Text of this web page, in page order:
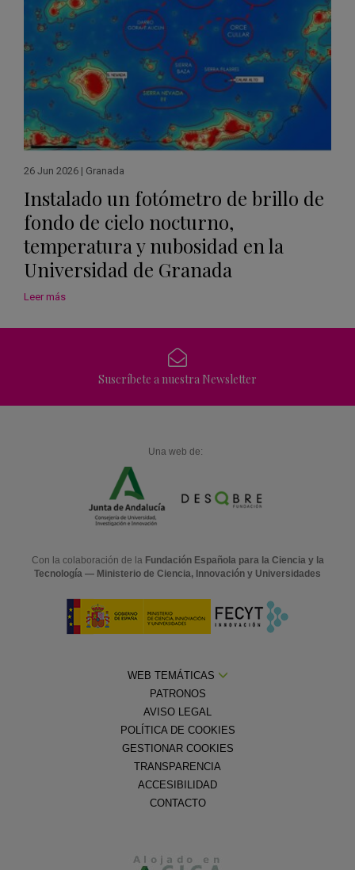
26 Jun 2026 | Granada
Instalado un fotómetro de brillo de
fondo de cielo nocturno,
temperatura y nubosidad en la
Universidad de Granada
Leer más
Suscríbete a nuestra Newsletter
Una web de:
Con la colaboración de la Fundación Española para la Ciencia y la
Tecnología — Ministerio de Ciencia, Innovación y Universidades
WEB TEMÁTICAS
PATRONOS
AVISO LEGAL
POLÍTICA DE COOKIES
GESTIONAR COOKIES
TRANSPARENCIA
ACCESIBILIDAD
CONTACTO